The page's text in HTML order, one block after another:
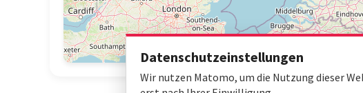
Datenschutzeinstellungen
Wir nutzen Matomo, um die Nutzung dieser